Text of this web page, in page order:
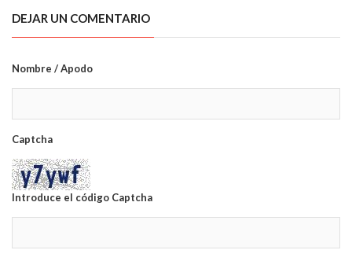
DEJAR UN COMENTARIO
Nombre / Apodo
Captcha
Introduce el código Captcha